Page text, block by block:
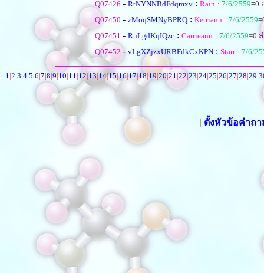
Q07426 - RtNYNNBdFdqmxv : Rain : 7/6/2559=0
Q07450 - zMoqSMNyBPRQ : Kerriann : 7/6/2559=
Q07451 - RuLgdKqIQzc : Carrieann : 7/6/2559=0
Q07452 - vLgXZjzxURBFdkCxKPN : Starr : 7/6/
1|2|3|4|5|6|7|8|9|10|11|12|13|14|15|16|17|18|19|20|21|22|23|24|25|26|27|28|29|
| ตั้งหัวข้อคำถ